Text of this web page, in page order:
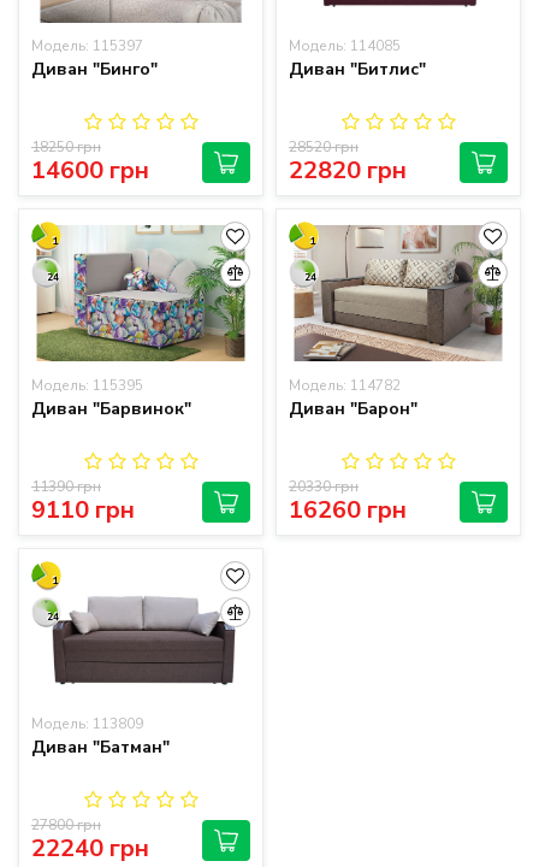
Модель: 115397
Диван "Бинго"
14600 грн
18250 грн
Модель: 114085
Диван "Битлис"
22820 грн
28520 грн
1
24
Модель: 115395
Диван "Барвинок"
9110 грн
11390 грн
1
24
Модель: 114782
Диван "Барон"
16260 грн
20330 грн
1
24
Модель: 113809
Диван "Батман"
22240 грн
27800 грн